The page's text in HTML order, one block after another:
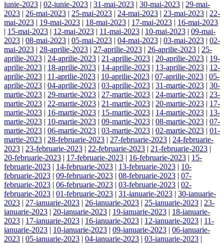
iunie-2023 | 02-iunie-2023 | 31-mai-2023 | 30-mai-2023 | 29-mai-
2023 | 26-mai-2023 | 25-mai-2023 | 24-mai-2023 | 23-mai-2023 | 22-
mai-2023 | 19-mai-2023 | 18-mai-2023 | 17-mai-2023 | 16-mai-2023
| 15-mai-2023 | 12-mai-2023 | 11-mai-2023 | 10-mai-2023 | 09-mai-
2023 | 08-mai-2023 | 05-mai-2023 | 04-mai-2023 | 03-mai-2023 | 02-
mai-2023 | 28-aprilie-2023 | 27-aprilie-2023 | 26-aprilie-2023 | 25-
aprilie-2023 | 24-aprilie-2023 | 21-aprilie-2023 | 20-aprilie-2023 | 19-
aprilie-2023 | 18-aprilie-2023 | 14-aprilie-2023 | 13-aprilie-2023 | 12-
aprilie-2023 | 11-aprilie-2023 | 10-aprilie-2023 | 07-aprilie-2023 | 05-
aprilie-2023 | 04-aprilie-2023 | 03-aprilie-2023 | 31-martie-2023 | 30-
martie-2023 | 29-martie-2023 | 27-martie-2023 | 24-martie-2023 | 23-
martie-2023 | 22-martie-2023 | 21-martie-2023 | 20-martie-2023 | 17-
martie-2023 | 16-martie-2023 | 15-martie-2023 | 14-martie-2023 | 13-
martie-2023 | 10-martie-2023 | 09-martie-2023 | 08-martie-2023 | 07-
martie-2023 | 06-martie-2023 | 03-martie-2023 | 02-martie-2023 | 01-
martie-2023 | 28-februarie-2023 | 27-februarie-2023 | 24-februarie-
2023 | 23-februarie-2023 | 22-februarie-2023 | 21-februarie-2023 |
20-februarie-2023 | 17-februarie-2023 | 16-februarie-2023 | 15-
februarie-2023 | 14-februarie-2023 | 13-februarie-2023 | 10-
februarie-2023 | 09-februarie-2023 | 08-februarie-2023 | 07-
februarie-2023 | 06-februarie-2023 | 03-februarie-2023 | 02-
februarie-2023 | 01-februarie-2023 | 31-ianuarie-2023 | 30-ianuarie-
2023 | 27-ianuarie-2023 | 26-ianuarie-2023 | 25-ianuarie-2023 | 23-
ianuarie-2023 | 20-ianuarie-2023 | 19-ianuarie-2023 | 18-ianuarie-
2023 | 17-ianuarie-2023 | 16-ianuarie-2023 | 12-ianuarie-2023 | 11-
ianuarie-2023 | 10-ianuarie-2023 | 09-ianuarie-2023 | 06-ianuarie-
2023 | 05-ianuarie-2023 | 04-ianuarie-2023 | 03-ianuarie-2023 |